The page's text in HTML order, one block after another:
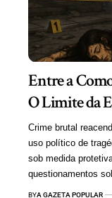
Entre a
O Limite da
Crime brutal
uso político de
sob medida
questionamentos
BYA GAZETA POPULAR